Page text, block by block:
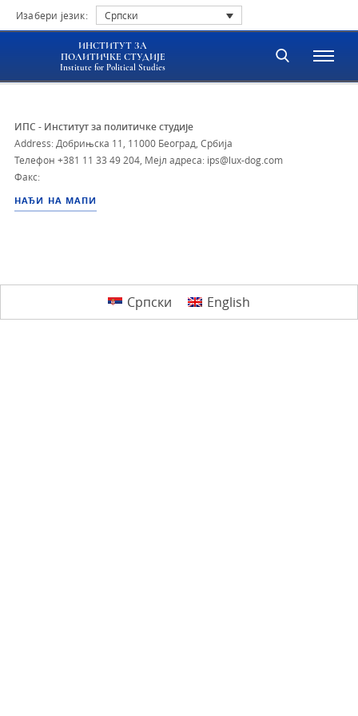
Изабери језик: Српски
ИНСТИТУТ ЗА
ПОЛИТИЧКЕ СТУДИЈЕ
Institute for Political Studies
ИПС - Институт за политичке студије
Address: Добрињска 11, 11000 Београд, Србија
Телефон +381 11 33 49 204 Мејл адреса: ips@lux-dog.com
Факс:
НАЂИ НА МАПИ
Српски English